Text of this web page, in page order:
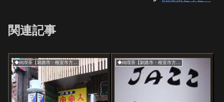
関連記事